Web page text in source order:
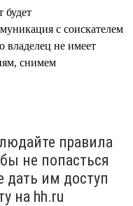
будет
с соискателем
владелец не имеет
снимем
правила
не попасться
дать им доступ
на hh.ru